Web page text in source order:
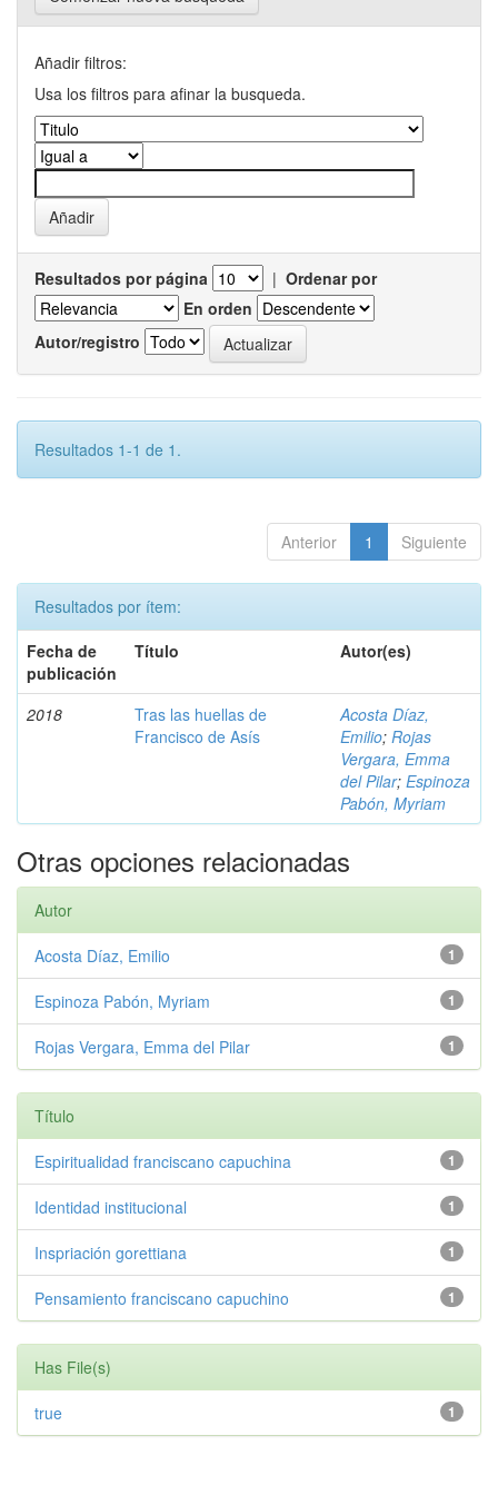
Añadir filtros:
Usa los filtros para afinar la busqueda.
Resultados por página | Ordenar por
En orden
Autor/registro
Resultados 1-1 de 1.
Anterior 1 Siguiente
Resultados por ítem:
Fecha de
publicación
Título Autor(es)
2018
Tras las huellas de
Francisco de Asís
Acosta Díaz,
Emilio; Rojas
Vergara, Emma
del Pilar; Espinoza
Pabón, Myriam
Otras opciones relacionadas
Autor
1
Acosta Díaz, Emilio
1
Espinoza Pabón, Myriam
1
Rojas Vergara, Emma del Pilar
Título
1
Espiritualidad franciscano capuchina
1
Identidad institucional
1
Inspriación gorettiana
1
Pensamiento franciscano capuchino
Has File(s)
1
true